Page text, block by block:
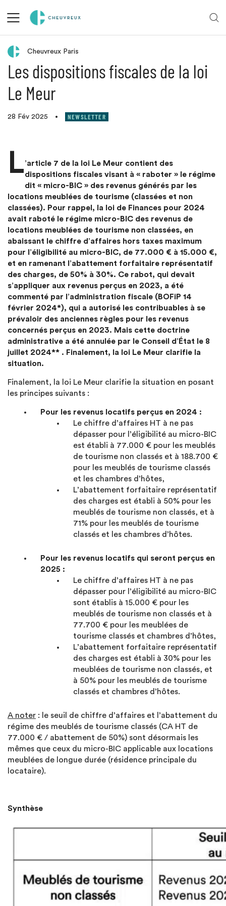
Retour aux actualités
Cheuvreux Paris
Les dispositions fiscales de la loi
Le Meur
28 Fév 2025 • NEWSLETTER
L’article 7 de la loi Le Meur contient des
dispositions fiscales visant à « raboter » le régime
dit « micro-BIC » des revenus générés par les
locations meublées de tourisme (classées et non
classées). Pour rappel, la loi de Finances pour 2024
avait raboté le régime micro-BIC des revenus de
locations meublées de tourisme non classées, en
abaissant le chiffre d’affaires hors taxes maximum
pour l’éligibilité au micro-BIC, de 77.000 € à 15.000 €,
et en ramenant l’abattement forfaitaire représentatif
des charges, de 50% à 30%. Ce rabot, qui devait
s’appliquer aux revenus perçus en 2023, a été
commenté par l’administration fiscale (BOFiP 14
février 2024*), qui a autorisé les contribuables à se
prévaloir des anciennes règles pour les revenus
concernés perçus en 2023. Mais cette doctrine
administrative a été annulée par le Conseil d’État le 8
juillet 2024** . Finalement, la loi Le Meur clarifie la
situation.
Finalement, la loi Le Meur clarifie la situation en posant
les principes suivants :
Pour les revenus locatifs perçus en 2024 :
Le chiffre d’affaires HT à ne pas
dépasser pour l’éligibilité au micro-BIC
est établi à 77.000 € pour les meublés
de tourisme non classés et à 188.700 €
pour les meublés de tourisme classés
et les chambres d’hôtes,
L’abattement forfaitaire représentatif
des charges est établi à 50% pour les
meublés de tourisme non classés, et à
71% pour les meublés de tourisme
classés et les chambres d’hôtes.
Pour les revenus locatifs qui seront perçus en
2025 :
Le chiffre d’affaires HT à ne pas
dépasser pour l’éligibilité au micro-BIC
sont établis à 15.000 € pour les
meublés de tourisme non classés et à
77.700 € pour les meublées de
tourisme classés et chambres d’hôtes,
L’abattement forfaitaire représentatif
des charges est établi à 30% pour les
meublées de tourisme non classés, et
à 50% pour les meublés de tourisme
classés et chambres d’hôtes.
A noter : le seuil de chiffre d’affaires et l’abattement du
régime des meublés de tourisme classés (CA HT de
77.000 € / abattement de 50%) sont désormais les
mêmes que ceux du micro-BIC applicable aux locations
meublées de longue durée (résidence principale du
locataire).
Synthèse